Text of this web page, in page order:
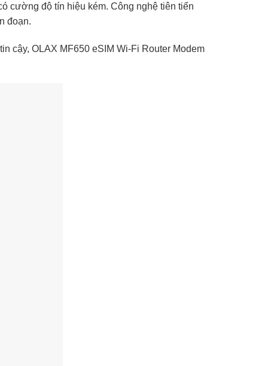
cường độ tín hiệu kém. Công nghệ tiên tiến
đoạn.
cậy, OLAX MF650 eSIM Wi-Fi Router Modem